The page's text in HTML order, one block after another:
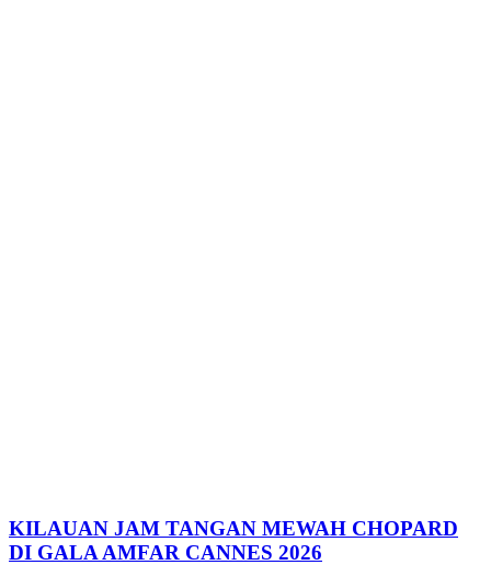
KILAUAN JAM TANGAN MEWAH CHOPARD
DI GALA AMFAR CANNES 2026